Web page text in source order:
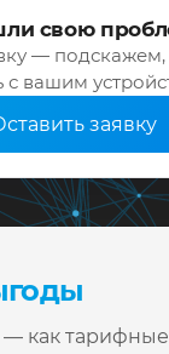
свою
—
с вашим
заявку
как